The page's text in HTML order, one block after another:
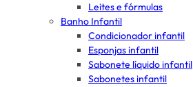
Leites e fórmulas
Banho Infantil
Condicionador infantil
Esponjas infantil
Sabonete líquido infantil
Sabonetes infantil